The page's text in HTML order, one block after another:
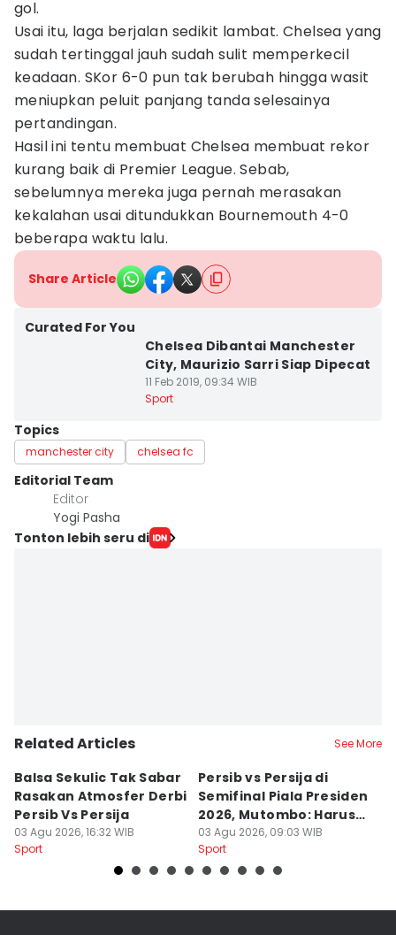
gol.
Usai itu, laga berjalan sedikit lambat. Chelsea yang
sudah tertinggal jauh sudah sulit memperkecil
keadaan. SKor 6-0 pun tak berubah hingga wasit
meniupkan peluit panjang tanda selesainya
pertandingan.
Hasil ini tentu membuat Chelsea membuat rekor
kurang baik di Premier League. Sebab,
sebelumnya mereka juga pernah merasakan
kekalahan usai ditundukkan Bournemouth 4-0
beberapa waktu lalu.
Share Article
Curated For You
Chelsea Dibantai Manchester
City, Maurizio Sarri Siap Dipecat
11 Feb 2019, 09:34 WIB
Sport
Topics
manchester city chelsea fc
Editorial Team
Editor
Yogi Pasha
Tonton lebih seru di
Related Articles See More
Balsa Sekulic Tak Sabar
Rasakan Atmosfer Derbi
Persib Vs Persija
03 Agu 2026, 16:32 WIB
Sport
Persib vs Persija di
Semifinal Piala Presiden
2026, Mutombo: Harus
Menang
03 Agu 2026, 09:03 WIB
Sport